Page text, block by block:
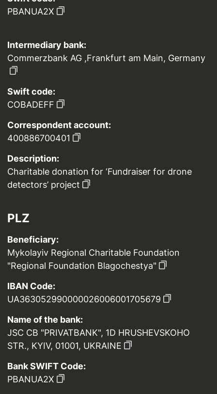
PBANUA2X
Intermediary bank:
Commerzbank AG ,Frankfurt am Main, Germany
Swift code:
COBADEFF
Correspondent account:
400886700401
Description:
Charitable donation for ‘Fundraiser for drone
detectors’ project
PLZ
Beneficiary:
Mykolayiv Regional Charitable Foundation
"Regional Foundation Blagochestya"
IBAN Code:
UA363052990000026006001705679
Name of the bank:
JSC CB "PRIVATBANK", 1D HRUSHEVSKOHO
STR., KYIV, 01001, UKRAINE
Bank SWIFT Code:
PBANUA2X